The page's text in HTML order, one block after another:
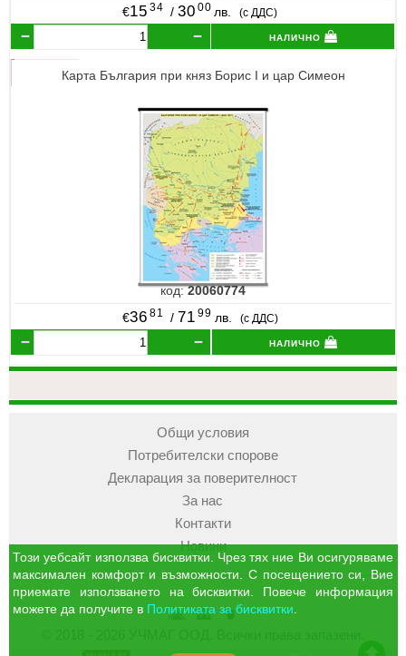
€15 34 / 30 00 лв. (с ДДС)
налично
Карта България при княз Борис I и цар Симеон
код:20060774
€36 81 / 71 99 лв. (с ДДС)
налично
Общи условия
Потребителски спорове
Декларация за поверителност
За нас
Контакти
Новини
УЧМАГКошница
Профил
Този уебсайт използва бисквитки. Чрез тях ние Ви осигуряваме
максимален комфорт и възможности. С посещението си, Вие
приемате използването на бисквитки. Повече информация
можете да получите в Политиката за бисквитки.